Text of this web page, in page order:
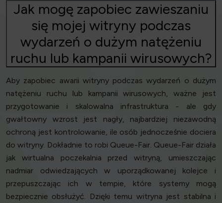
Jak mogę zapobiec zawieszaniu
się mojej witryny podczas
wydarzeń o dużym natężeniu
ruchu lub kampanii wirusowych?
Aby zapobiec awarii witryny podczas wydarzeń o dużym
natężeniu ruchu lub kampanii wirusowych, ważne jest
przygotowanie i skalowalna infrastruktura - ale gdy
gwałtowny wzrost jest nagły, najbardziej niezawodną
ochroną jest kontrolowanie, ile osób jednocześnie dociera
do witryny. Dokładnie to robi Queue-Fair. Queue-Fair działa
jak wirtualna poczekalnia przed witryną, umieszczając
nadmiar odwiedzających w uporządkowanej kolejce i
przepuszczając ich w tempie, które systemy mogą
bezpiecznie obsłużyć. Dzięki temu witryna jest stabilna i